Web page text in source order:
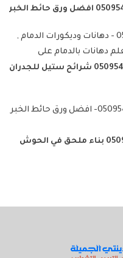
عامل بوية في الدمام 0509544493 - دهانات وديكورات الدمام ,
دهانات بالدمام على
ديكورات استيل الدمام ت: 0509544493 شرائح ستيل للجدران
مقاول ملاحق الخبر ت: 0509544493 بناء ملحق في الحوش